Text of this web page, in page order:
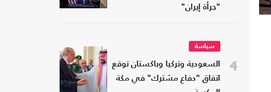
"جرأة إيران"
4
سياسة
السعودية وتركيا وباكستان توقع
اتفاق "دفاع مشترك" في مكة